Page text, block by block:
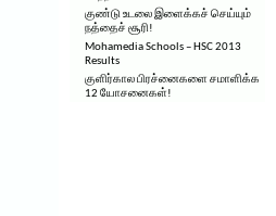
குண்டு உடலை இளைக்கச் செய்யும்
நத்தைச் சூரி!
Mohamedia Schools – HSC 2013
Results
குளிர்கால பிரச்னைகளை சமாளிக்க
12 யோசனைகள்!